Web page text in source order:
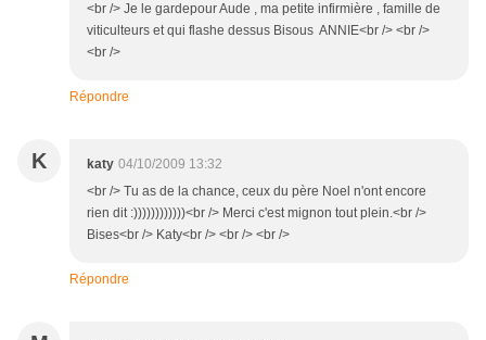
<br /> Je le gardepour Aude , ma petite infirmière , famille de
viticulteurs et qui flashe dessus Bisous ANNIE<br /> <br />
<br />
Répondre
K katy 04/10/2009 13:32
<br /> Tu as de la chance, ceux du père Noel n'ont encore
rien dit :))))))))))))<br /> Merci c'est mignon tout plein.<br />
Bises<br /> Katy<br /> <br /> <br />
Répondre